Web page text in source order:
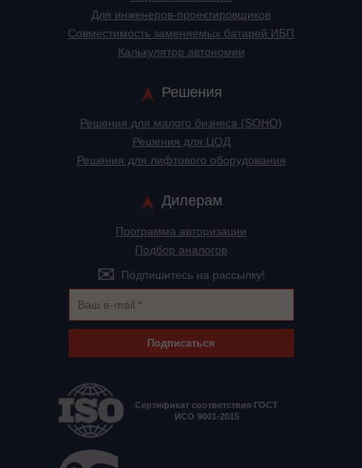
Для инженеров-проектировщиков
Cовместимость заменяемых батарей ИБП
Калькулятор автономии
Решения
Решения для малого бизнеса (SOHO)
Решения для ЦОД
Решения для лифтового оборудования
Дилерам
Программа авторизации
Подбор аналогов
Подпишитесь на рассылку!
Подписаться
Сертификат соответствия ГОСТ
ИСО 9001-2015